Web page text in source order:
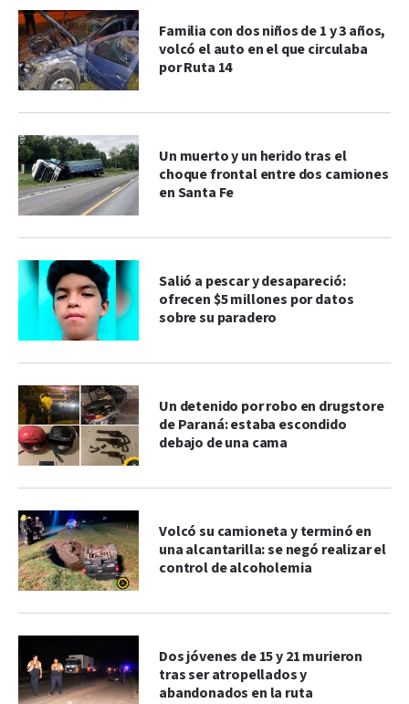
Familia con dos niños de 1 y 3 años,
volcó el auto en el que circulaba
por Ruta 14
Un muerto y un herido tras el
choque frontal entre dos camiones
en Santa Fe
Salió a pescar y desapareció:
ofrecen $5 millones por datos
sobre su paradero
Un detenido por robo en drugstore
de Paraná: estaba escondido
debajo de una cama
Volcó su camioneta y terminó en
una alcantarilla: se negó realizar el
control de alcoholemia
Dos jóvenes de 15 y 21 murieron
tras ser atropellados y
abandonados en la ruta